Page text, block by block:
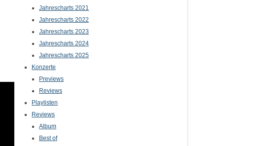
Jahrescharts 2021
Jahrescharts 2022
Jahrescharts 2023
Jahrescharts 2024
Jahrescharts 2025
Konzerte
Previews
Reviews
Playlisten
Reviews
Album
Best of